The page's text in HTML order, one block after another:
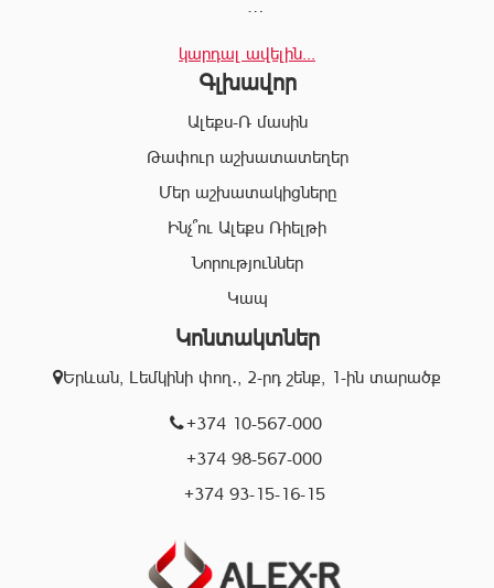
ամբողջական փաթեթ, որը թույլ է տալիս հաճախորդին
արագ իրագործել ցանկացած գործարք անշարժ գույքի
ոլորտում:
շնորհիվ՝ «Ալեքս-Ռ» ընկերության պրոֆեսիոնալ
անձնակազմը Ձեզ կօգնի իրականացնել շահավետ
գործարքներ՝ ապահովելով գործարքի գաղտնիությունը, և
զերծ մնալ գործարքի ընթացքում բարձր ռիսկերից՝
«Ալեքս-Ռ» ընկերության իրավաբանական բաժնի
աշխատակիցները կապահովեն Ձեր գործարքների
օրինականությունը, փաստաթղթերի ճշտությունը և
ծագած ցանկացած խնդիրների արագ և որակյալ
Մենք գործում ենք Երևան քաղաքի տարբեր
կատարել ճիշտ, արագ և շահավետ գործարքներ:
կարդալ ավելին...
Գլխավոր
Ալեքս-Ռ մասին
Թափուր աշխատատեղեր
Մեր աշխատակիցները
Ինչ՞ու Ալեքս Ռիելթի
Նորություններ
Կապ
Կոնտակտներ
Երևան, Լեմկինի փող․, 2-րդ շենք, 1-ին տարածք
+374 10-567-000
+374 98-567-000
+374 93-15-16-15